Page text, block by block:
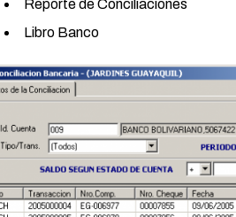
Reporte de Conciliaciones
Libro Banco